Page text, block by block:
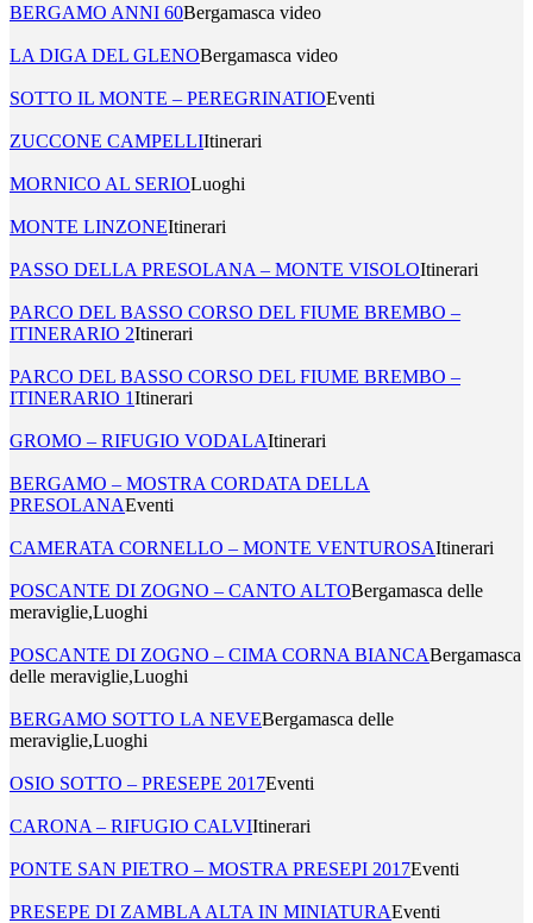
BERGAMO ANNI 60Bergamasca video
LA DIGA DEL GLENOBergamasca video
SOTTO IL MONTE – PEREGRINATIOEventi
ZUCCONE CAMPELLIItinerari
MORNICO AL SERIOLuoghi
MONTE LINZONEItinerari
PASSO DELLA PRESOLANA – MONTE VISOLOItinerari
PARCO DEL BASSO CORSO DEL FIUME BREMBO –
ITINERARIO 2Itinerari
PARCO DEL BASSO CORSO DEL FIUME BREMBO –
ITINERARIO 1Itinerari
GROMO – RIFUGIO VODALAItinerari
BERGAMO – MOSTRA CORDATA DELLA
PRESOLANAEventi
CAMERATA CORNELLO – MONTE VENTUROSAItinerari
POSCANTE DI ZOGNO – CANTO ALTOBergamasca delle
meraviglie,Luoghi
POSCANTE DI ZOGNO – CIMA CORNA BIANCABergamasca
delle meraviglie,Luoghi
BERGAMO SOTTO LA NEVEBergamasca delle
meraviglie,Luoghi
OSIO SOTTO – PRESEPE 2017Eventi
CARONA – RIFUGIO CALVIItinerari
PONTE SAN PIETRO – MOSTRA PRESEPI 2017Eventi
PRESEPE DI ZAMBLA ALTA IN MINIATURAEventi